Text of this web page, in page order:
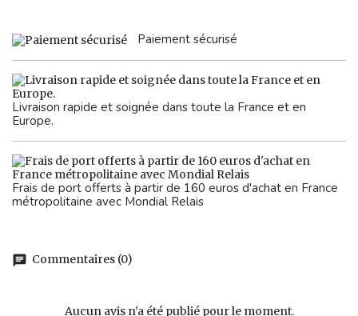
Paiement sécurisé
Livraison rapide et soignée dans toute la France et en
Europe.
Frais de port offerts à partir de 160 euros d'achat en France
métropolitaine avec Mondial Relais
chat Commentaires (0)
Aucun avis n'a été publié pour le moment.